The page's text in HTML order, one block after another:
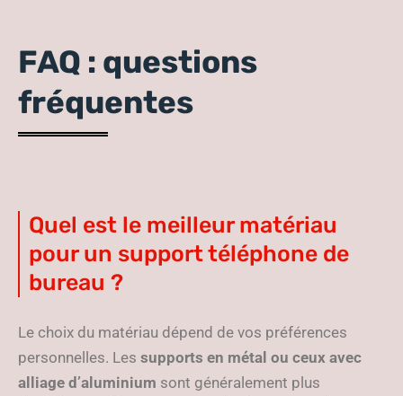
FAQ : questions
fréquentes
Quel est le meilleur matériau
pour un support téléphone de
bureau ?
Le choix du matériau dépend de vos préférences
personnelles. Les supports en métal ou ceux avec
alliage d’aluminium sont généralement plus